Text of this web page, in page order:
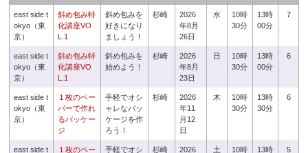
east side t
okyo（東
京）
斜め包み特
化講座VO
L.1
斜め包みを
好きになり
ましょう！
杉崎
2026
年8月
26日
水
10時
30分
13時
00分
7
east side t
okyo（東
京）
斜め包み特
化講座VO
L.1
斜め包みを
始めよう！
杉崎
2026
年8月
23日
日
10時
30分
13時
00分
6
east side t
okyo（東
京）
１枚のペー
パーで作れ
るパッケー
ジ
手軽でオシ
ャレなパッ
ケージを作
ろう！
杉崎
2026
年11
月12
日
木
10時
30分
13時
30分
6
east side t
１枚のペー
手軽でオシ
杉崎
2026
土
10時
13時
5